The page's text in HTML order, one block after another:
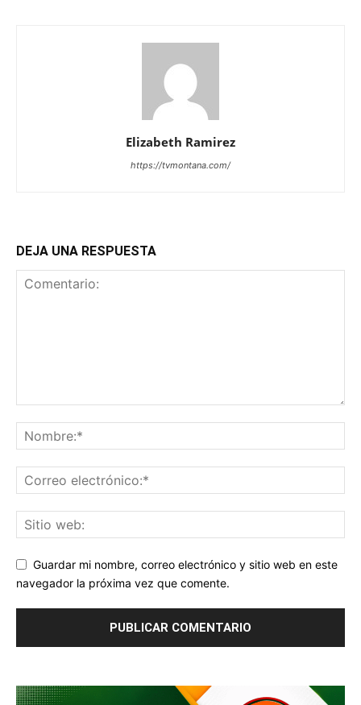
Elizabeth Ramirez
https://tvmontana.com/
DEJA UNA RESPUESTA
Guardar mi nombre, correo electrónico y sitio web en este
navegador la próxima vez que comente.